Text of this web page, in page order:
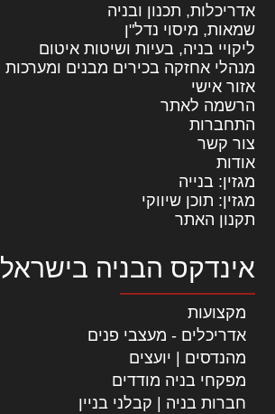
אדריכלות, תכנון ובניה
שמאות, מיסוי נדל"ן
ליקויי בניה, בעיות ושיטות איטום
מנהלי אחזקה בכירים מבנים ומערכות
אזור אישי
הרשמה לאתר
התחברות
צור קשר
אודות
מגזין: בנייה
מגזין: תוכן שיווקי
תקנון האתר
אינדקס הבניה בישראל
מקצועות
אדריכלים - מעצבי פנים
מהנדסים | יועצים
מפקחי בניה מודדים
חברות בניה | קבלני בניין